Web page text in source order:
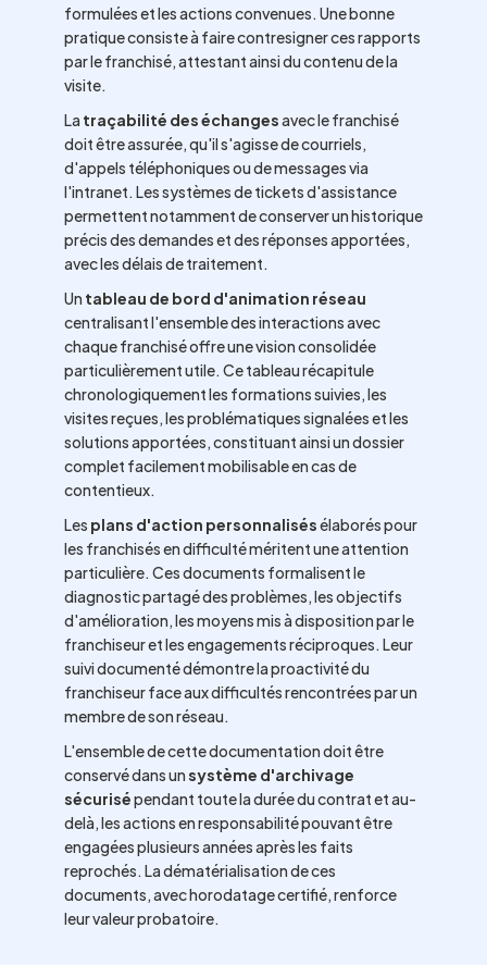
formulées et les actions convenues. Une bonne
pratique consiste à faire contresigner ces rapports
par le franchisé, attestant ainsi du contenu de la
visite.
La traçabilité des échangesavec le franchisé
doit être assurée, qu'il s'agisse de courriels,
d'appels téléphoniques ou de messages via
l'intranet. Les systèmes de tickets d'assistance
permettent notamment de conserver un historique
précis des demandes et des réponses apportées,
avec les délais de traitement.
Un tableau de bord d'animation réseau
centralisant l'ensemble des interactions avec
chaque franchisé offre une vision consolidée
particulièrement utile. Ce tableau récapitule
chronologiquement les formations suivies, les
visites reçues, les problématiques signalées et les
solutions apportées, constituant ainsi un dossier
complet facilement mobilisable en cas de
contentieux.
Les plans d'action personnalisésélaborés pour
les franchisés en difficulté méritent une attention
particulière. Ces documents formalisent le
diagnostic partagé des problèmes, les objectifs
d'amélioration, les moyens mis à disposition par le
franchiseur et les engagements réciproques. Leur
suivi documenté démontre la proactivité du
franchiseur face aux difficultés rencontrées par un
membre de son réseau.
L'ensemble de cette documentation doit être
conservé dans unsystème d'archivage
sécurisépendant toute la durée du contrat et au-
delà, les actions en responsabilité pouvant être
engagées plusieurs années après les faits
reprochés. La dématérialisation de ces
documents, avec horodatage certifié, renforce
leur valeur probatoire.